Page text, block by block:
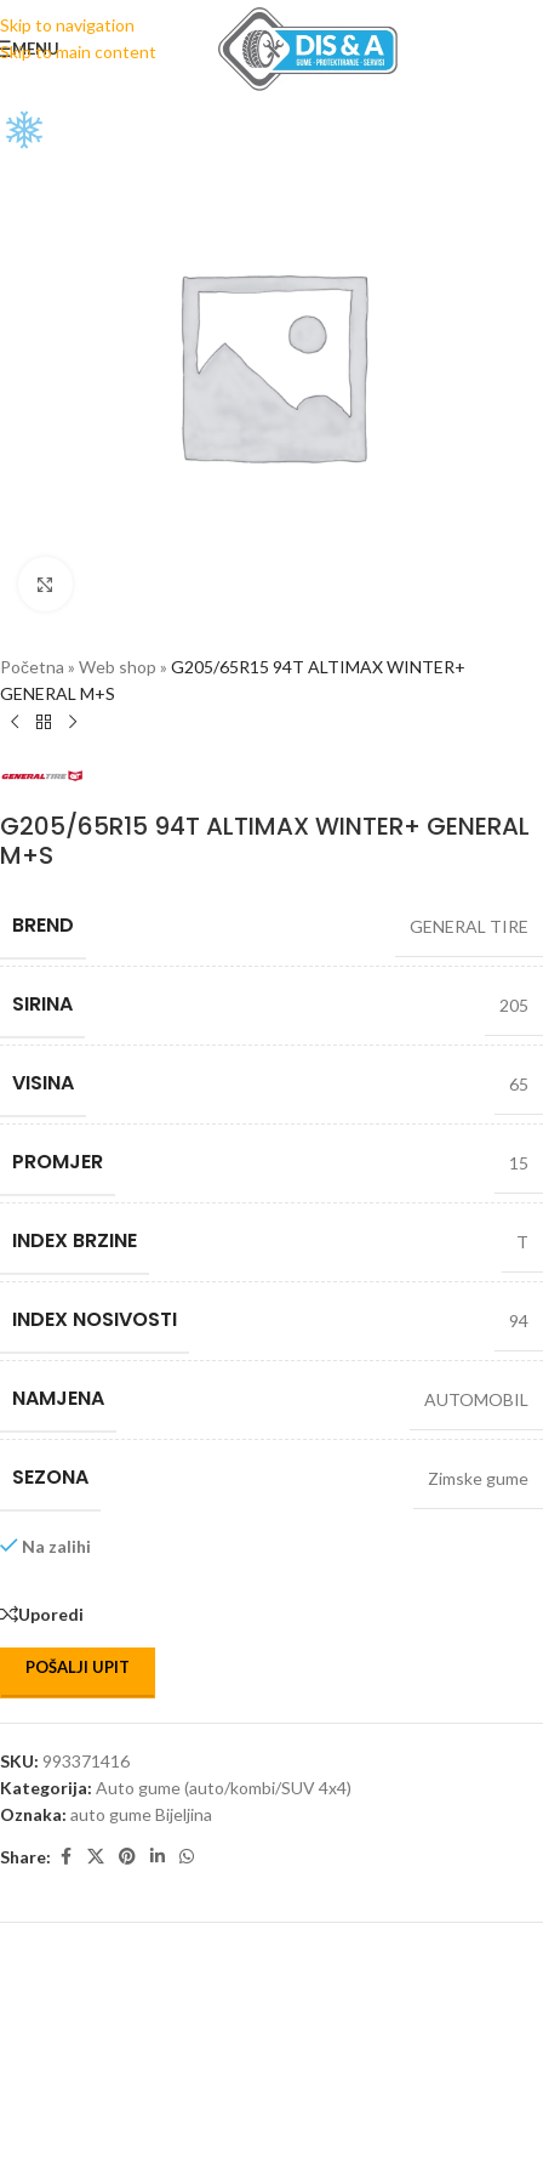
Skip to navigation
Skip to main content
MENU
Početna » Web shop » G205/65R15 94T ALTIMAX WINTER+
GENERAL M+S
G205/65R15 94T ALTIMAX WINTER+ GENERAL
M+S
BREND GENERAL TIRE
SIRINA 205
VISINA 65
PROMJER 15
INDEX BRZINE T
INDEX NOSIVOSTI 94
NAMJENA AUTOMOBIL
SEZONA Zimske gume
Na zalihi
Uporedi
POŠALJI UPIT
SKU: 993371416
Kategorija: Auto gume (auto/kombi/SUV 4x4)
Oznaka: auto gume Bijeljina
Share: